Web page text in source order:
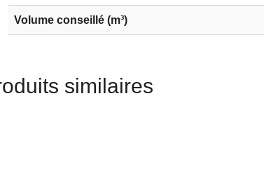
Volume conseillé (m³)
similaires